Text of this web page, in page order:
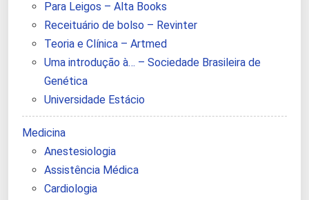
Para Leigos – Alta Books
Receituário de bolso – Revinter
Teoria e Clínica – Artmed
Uma introdução à… – Sociedade Brasileira de
Genética
Universidade Estácio
Medicina
Anestesiologia
Assistência Médica
Cardiologia